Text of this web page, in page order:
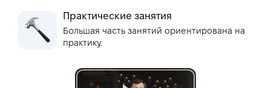
Практические занятия
Большая часть занятий ориентирована на
практику.